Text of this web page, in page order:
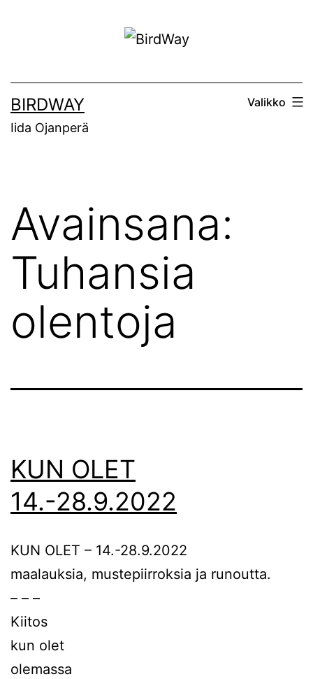
BIRDWAY
Iida Ojanperä
Valikko
Avainsana:
Tuhansia
olentoja
KUN OLET
14.-28.9.2022
KUN OLET – 14.-28.9.2022
maalauksia, mustepiirroksia ja runoutta.
– – –
Kiitos
kun olet
olemassa